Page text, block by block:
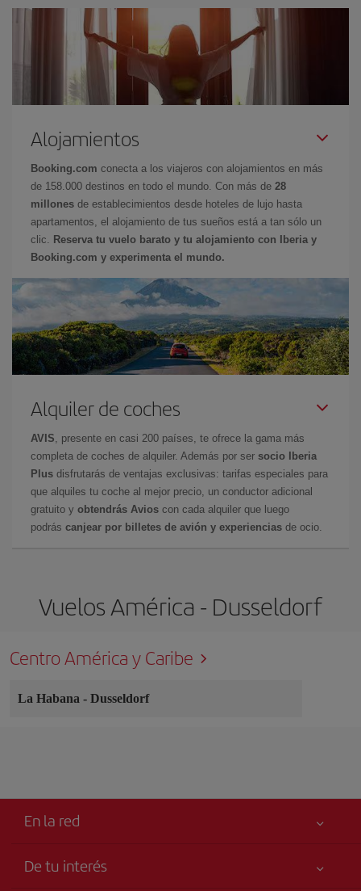
Alojamientos
Booking.com conecta a los viajeros con alojamientos en más
de 158.000 destinos en todo el mundo. Con más de 28
millones de establecimientos desde hoteles de lujo hasta
apartamentos, el alojamiento de tus sueños está a tan sólo un
clic.
Reserva tu vuelo barato y tu alojamiento con Iberia y
Booking.com y experimenta el mundo.
Alquiler de coches
AVIS , presente en casi 200 países, te ofrece la gama más
completa de coches de alquiler. Además por ser socio Iberia
Plus disfrutarás de ventajas exclusivas: tarifas especiales para
que alquiles tu coche al mejor precio, un conductor adicional
gratuito y obtendrás Avios con cada alquiler que luego
podrás canjear por billetes de avión y experiencias de ocio.
Vuelos América - Dusseldorf
Centro América y Caribe
La Habana - Dusseldorf
En la red
De tu interés